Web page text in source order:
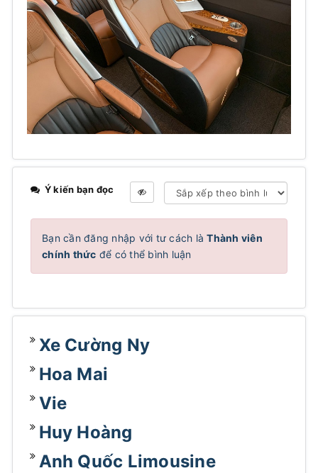
Ý kiến bạn đọc
Bạn cần đăng nhập với tư cách làThành viên
chính thức để có thể bình luận
Xe Cường Ny
Hoa Mai
Vie
Huy Hoàng
Anh Quốc Limousine